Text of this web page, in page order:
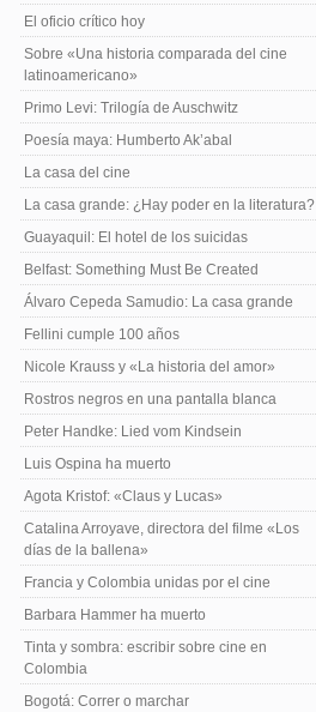
El oficio crítico hoy
Sobre «Una historia comparada del cine
latinoamericano»
Primo Levi: Trilogía de Auschwitz
Poesía maya: Humberto Ak’abal
La casa del cine
La casa grande: ¿Hay poder en la literatura?
Guayaquil: El hotel de los suicidas
Belfast: Something Must Be Created
Álvaro Cepeda Samudio: La casa grande
Fellini cumple 100 años
Nicole Krauss y «La historia del amor»
Rostros negros en una pantalla blanca
Peter Handke: Lied vom Kindsein
Luis Ospina ha muerto
Agota Kristof: «Claus y Lucas»
Catalina Arroyave, directora del filme «Los
días de la ballena»
Francia y Colombia unidas por el cine
Barbara Hammer ha muerto
Tinta y sombra: escribir sobre cine en
Colombia
Bogotá: Correr o marchar